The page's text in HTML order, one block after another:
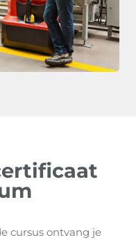
cursus ontvang je